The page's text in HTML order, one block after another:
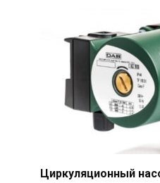
Циркуляционный